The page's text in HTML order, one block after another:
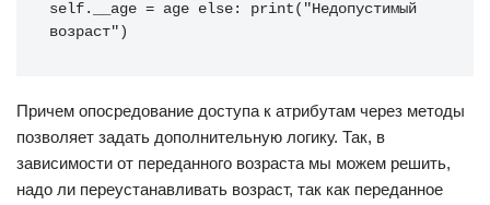
self.__age = age else: print("Недопустимый
возраст")
Причем опосредование доступа к атрибутам через методы
позволяет задать дополнительную логику. Так, в
зависимости от переданного возраста мы можем решить,
надо ли переустанавливать возраст, так как переданное